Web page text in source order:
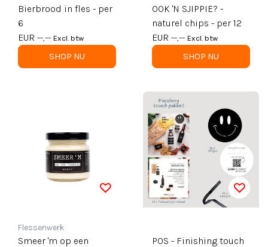
Bierbrood in fles - per
6
EUR --,-- Excl. btw
SHOP NU
OOK 'N SJIPPIE? -
naturel chips - per 12
EUR --,-- Excl. btw
SHOP NU
Flessenwerk
Smeer 'm op een
POS - Finishing touch